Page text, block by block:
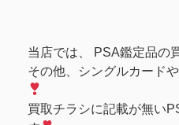
当店では、 PSA鑑定品の
その他、シングルカード
買取チラシに記載が無い